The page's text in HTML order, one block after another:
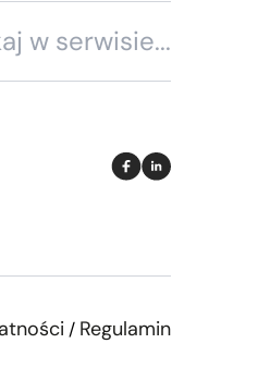
/ Regulamin